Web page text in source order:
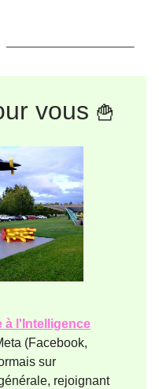
vous 🍟
à l'Intelligence
(Facebook,
sur
rejoignant